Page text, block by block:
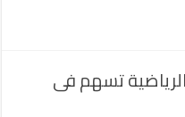
تسهم فى